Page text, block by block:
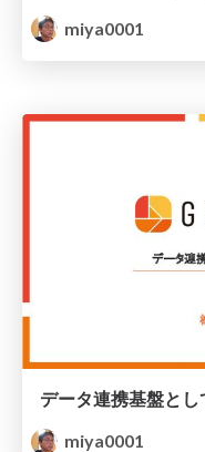
miya0001
データ連携基盤と
miya0001